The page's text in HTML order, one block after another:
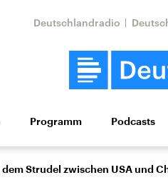
Deutschlandradio
Wirtschaft Wissen
Musik
Programm Podcasts
dem Strudel zwischen USA und